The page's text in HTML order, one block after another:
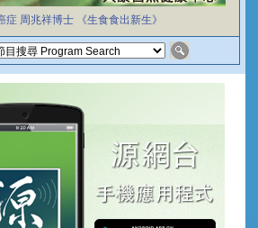
症 周兆祥博士 《生食食出新生》